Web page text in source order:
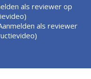
als reviewer op
als reviewer